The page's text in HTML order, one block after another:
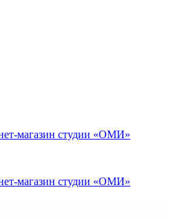
магазин студии «ОМИ»
магазин студии «ОМИ»